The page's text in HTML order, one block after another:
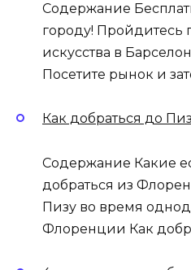
Содержание
городу! Пройдитесь
искусства в
Посетите рынок и
Как добраться до
Содержание Какие
добраться из
Пизу во время
Флоренции Как